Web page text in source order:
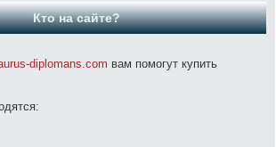
Кто на сайте?
diplomans.com вам помогут купить